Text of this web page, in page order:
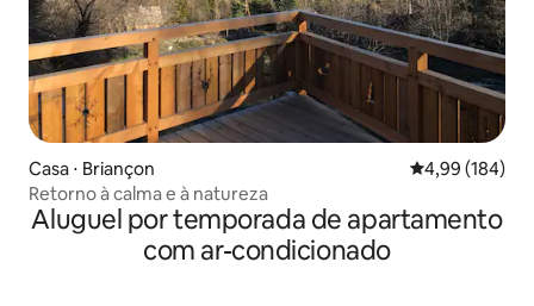
Casa ⋅ Briançon 4,99 de uma
4,99 (184)
Retorno à calma e à natureza
Aluguel por temporada de apartamento
com ar-condicionado